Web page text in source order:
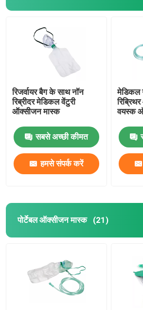
रिजर्वायर बैग के साथ नॉन
रिब्रीदर मेडिकल वेंटुरी
ऑक्सीजन मास्क
सबसे अच्छी कीमत
हमसे संपर्क करें
मेडिकल
वयस्क
पोर्टेबल ऑक्सीजन मास्क (21)